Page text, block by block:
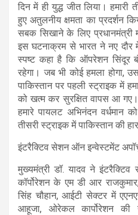
दिन में ही युद्ध जीत लिया।
हुए अतुलनीय क्षमता का प्रदर्शन
सबक सिखाने के लिए प्रधानमंत्री
इस घटनाक्रम से भारत ने नए दौर
स्पष्ट कहा है कि ऑपरेशन सिंदूर
रहेगा। जब भी कोई हमला होगा,
पाकिस्तान पर पहली स्ट्राइक में
को खत्म कर सुरक्षित वापस आ
हमारे पायलट अभिनंदन वर्धमान
तीसरी स्ट्राइक में पाकिस्तान की
इंटरैक्टिव सेशन ऑन इन्वेस्टमेंट
मुख्यमंत्री डॉ. यादव ने
कॉर्पोरेशन के एम डी आर
सिंह चौहान, आईटी सेक्टर में
आहूजा, ओरेकल कार्पोरेशन की